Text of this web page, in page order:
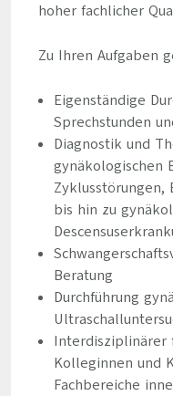
hoher fachlicher
Zu Ihren Aufgaben
Eigenständige
Sprechstunden
Diagnostik und
gynäkologischen
Zyklusstörungen,
bis hin zu
Beratung
Durchführung
Interdisziplinärer
Kolleginnen und
Fachbereiche